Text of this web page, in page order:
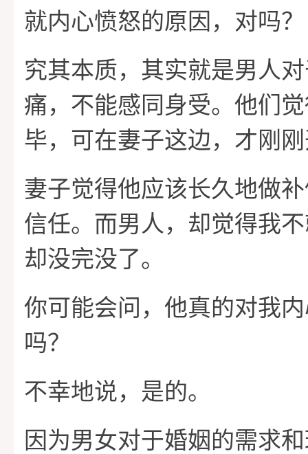
就内心愤怒的原因，对吗？
究其本质，其实就是男人
痛，不能感同身受。他们
毕，可在妻子这边，才刚
妻子觉得他应该长久地做
信任。而男人，却觉得我
却没完没了。
你可能会问，他真的对我
吗？
不幸地说，是的。
因为男女对于婚姻的需求